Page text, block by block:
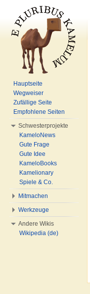
Hauptseite
Wegweiser
Zufällige Seite
Empfohlene Seiten
Schwesterprojekte
KameloNews
Gute Frage
Gute Idee
KameloBooks
Kamelionary
Spiele & Co.
Mitmachen
Werkzeuge
Andere Wikis
Wikipedia (de)